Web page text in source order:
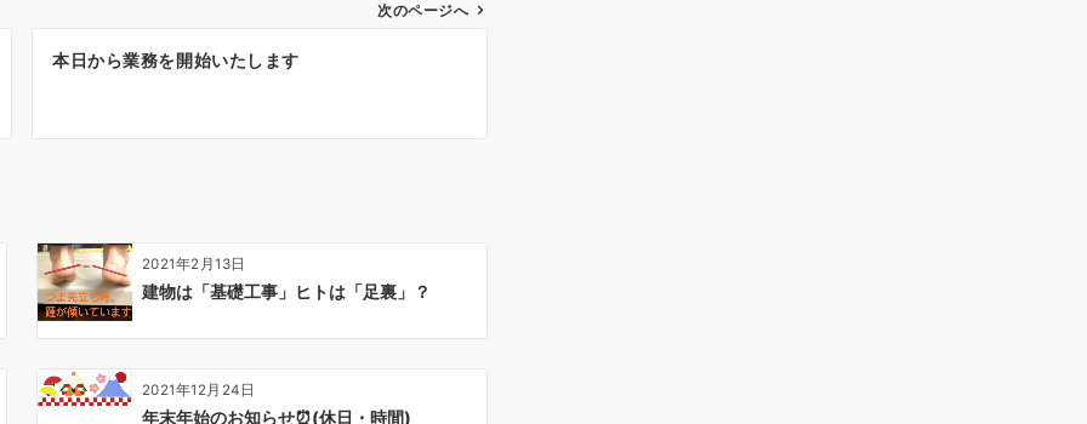
次のページへ
本日から業務を開始いたします
2021年2月13日
建物は「基礎工事」ヒトは「足裏」？
2021年12月24日
年末年始のお知らせ⏰(休日・時間)